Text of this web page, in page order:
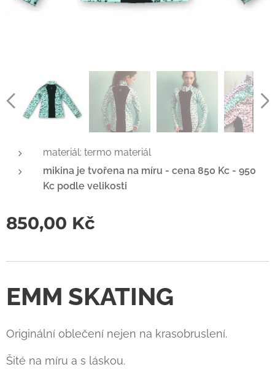
materiál: termo materiál
mikina je tvořena na míru - cena 850 Kc - 950
Kc podle velikosti
850,00 Kč
EMM SKATING
Originální oblečení nejen na krasobruslení.
Šité na míru a s láskou.